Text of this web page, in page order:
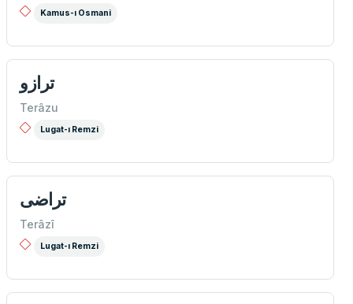
Kamus-ı Osmani
ترازو
Terâzu
Lugat-ı Remzi
تراضی
Terâzî
Lugat-ı Remzi